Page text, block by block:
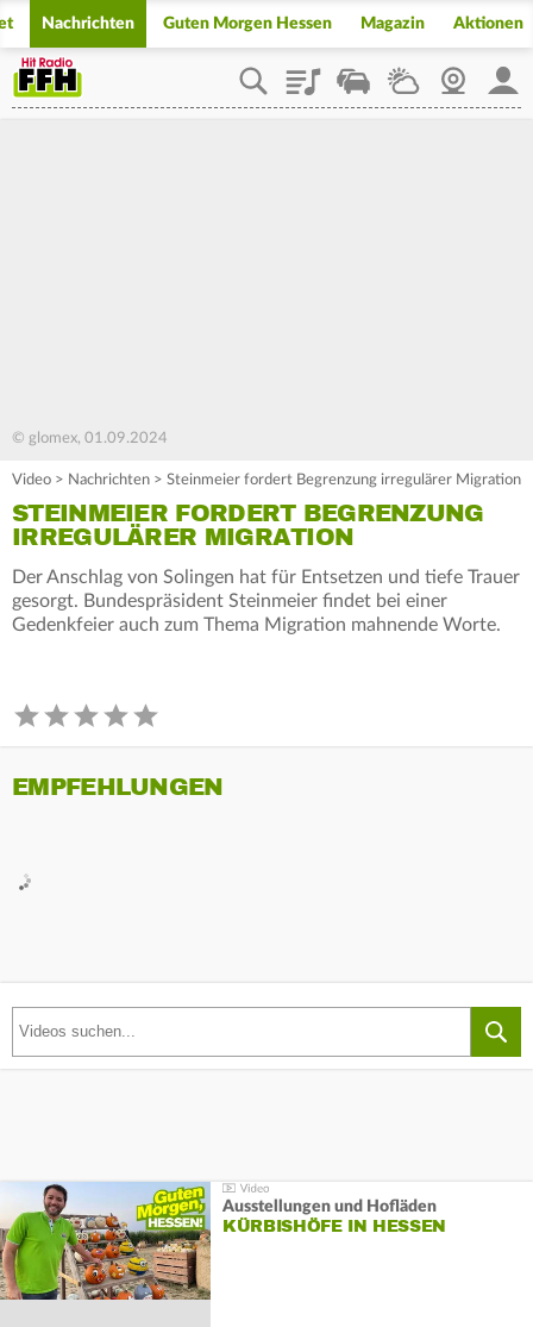
Nachrichten Guten Morgen Hessen Magazin Aktionen
PlaylistStaupilotWetterWebcam
© glomex, 01.09.2024
Video > Nachrichten > Steinmeier fordert Begrenzung irregulärer Migration
STEINMEIER FORDERT BEGRENZUNG
IRREGULÄRER MIGRATION
Der Anschlag von Solingen hat für Entsetzen und tiefe Trauer
gesorgt. Bundespräsident Steinmeier findet bei einer
Gedenkfeier auch zum Thema Migration mahnende Worte.
EMPFEHLUNGEN
Ausstellungen und Hofläden
KÜRBISHÖFE IN HESSEN